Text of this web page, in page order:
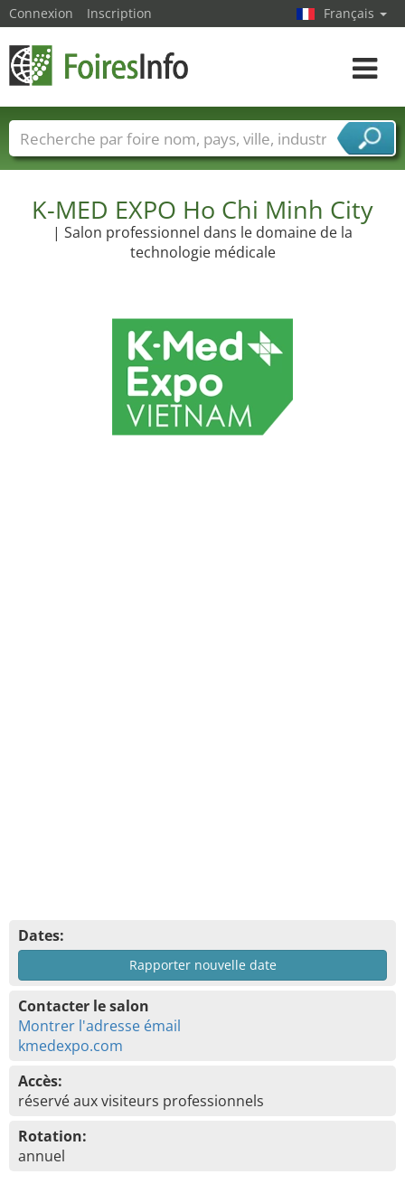
K-MED EXPO Ho Chi Minh City
| Salon professionnel dans le domaine de la
technologie médicale
Dates:
Rapporter nouvelle date
Contacter le salon
Montrer l'adresse émail
kmedexpo.com
Accès:
réservé aux visiteurs professionnels
Rotation:
annuel
Connexion Inscription Français
Toggle
Foire noms Pays Villes
Secteurs de foire